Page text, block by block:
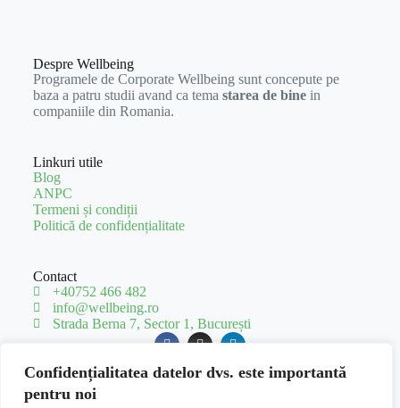
Confidențialitatea datelor dvs. este importantă
pentru noi
Despre Wellbeing
Programele de Corporate Wellbeing sunt concepute pe
baza a patru studii avand ca tema starea de binein
companiile din Romania.
Linkuri utile
Blog
ANPC
Termeni și condiții
Politică de confidențialitate
Contact
+40752 466 482
info@wellbeing.ro
Strada Berna 7, Sector 1, București